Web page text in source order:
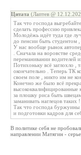
Цитата (Лаптев @
Так что господа
сделать профессию
Молодёжь идёт туда где
до пенсии быть студентом
У нас вообще рынок
. Сначала на воровстве
переманивании водителей
Потихоньку всё заглохло ,
окончательно . Теперь ТК
своем поле , никто им не
Конечно же было всё
высококвалифицированные
за плошку риса быть
заманивать наглецов таких !
Так что господа буржуины
и подготовки кадров для
В политике себя не
направлении Матягин -